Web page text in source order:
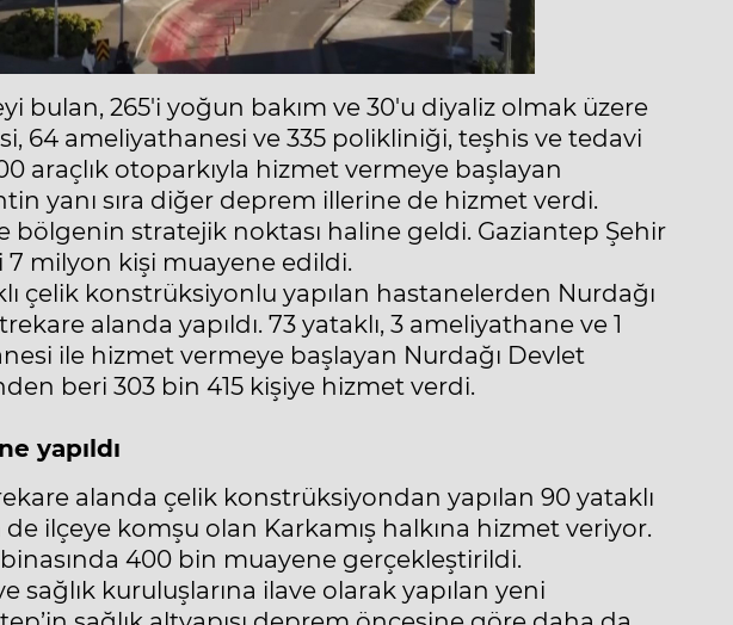
bulan, 265'i yoğun bakım ve 30'u diyaliz olmak üzere
64 ameliyathanesi ve 335 polikliniği, teşhis ve tedavi
araçlık otoparkıyla hizmet vermeye başlayan
yanı sıra diğer deprem illerine de hizmet verdi.
bölgenin stratejik noktası haline geldi. Gaziantep Şehir
7 milyon kişi muayene edildi.
çelik konstrüksiyonlu yapılan hastanelerden Nurdağı
alanda yapıldı. 73 yataklı, 3 ameliyathane ve 1
ile hizmet vermeye başlayan Nurdağı Devlet
beri 303 bin 415 kişiye hizmet verdi.
yapıldı
alanda çelik konstrüksiyondan yapılan 90 yataklı
ilçeye komşu olan Karkamış halkına hizmet veriyor.
400 bin muayene gerçekleştirildi.
sağlık kuruluşlarına ilave olarak yapılan yeni